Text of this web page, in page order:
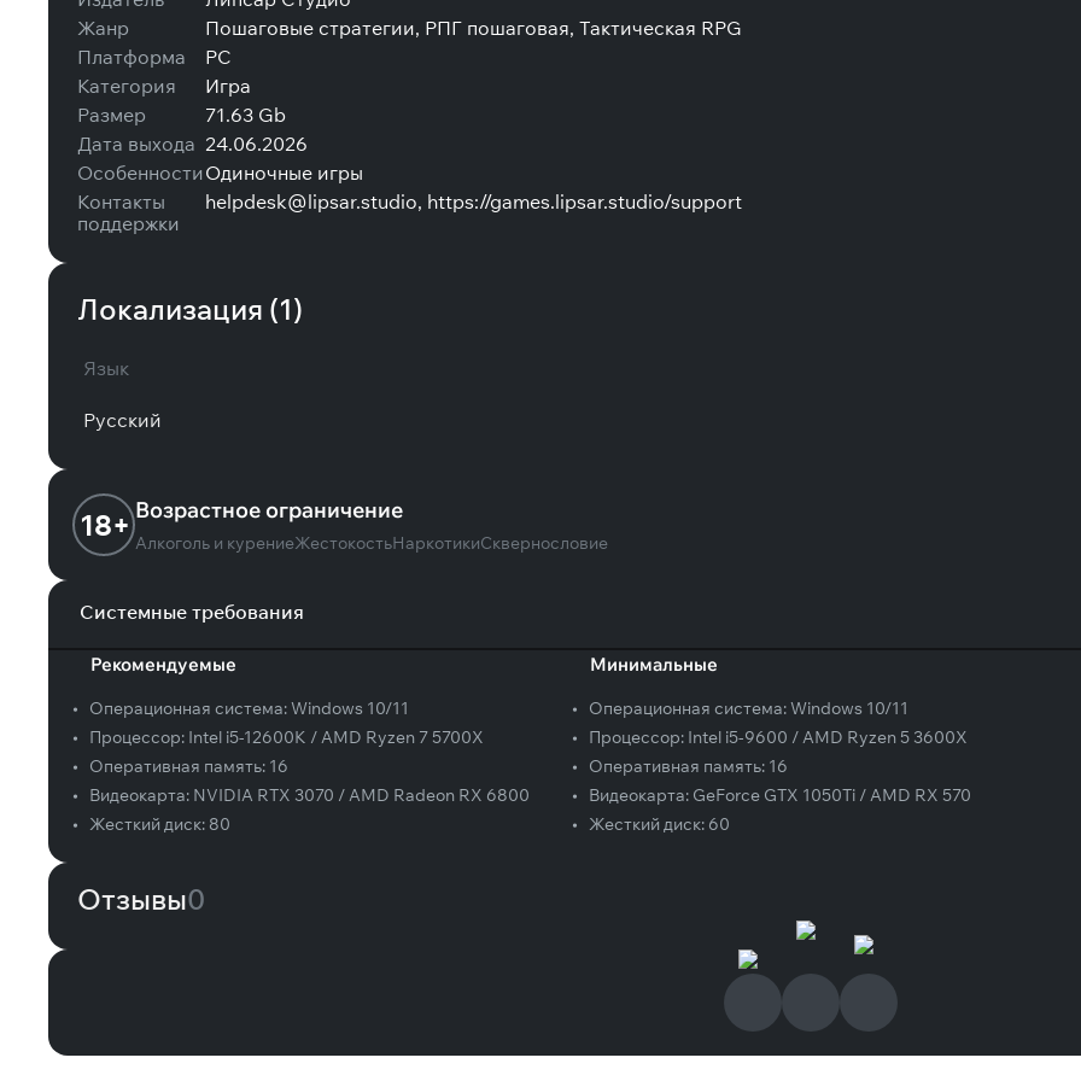
Жанр
Пошаговые стратегии, РПГ пошаговая, Тактическая RPG
Платформа
PC
Категория
Игра
Размер
71.63 Gb
Дата выхода 24.06.2026
Особенности Одиночные игры
Контакты
поддержки
helpdesk@lipsar.studio, https://games.lipsar.studio/support
Локализация (1)
Язык
Русский
18+ Возрастное ограничение
Алкоголь и курениеЖестокостьНаркотикиСквернословие
Системные требования
Рекомендуемые
• Операционная система:Windows 10/11
•
Процессор: Intel i5-12600K / AMD Ryzen 7 5700X
•
Оперативная память: 16
•
Видеокарта: NVIDIA RTX 3070 / AMD Radeon RX 6800
•
Жесткий диск: 80
Минимальные
• Операционная система:Windows 10/11
•
Процессор: Intel i5-9600 / AMD Ryzen 5 3600X
•
Оперативная память: 16
•
Видеокарта: GeForce GTX 1050Ti / AMD RX 570
•
Жесткий диск: 60
Отзывы0